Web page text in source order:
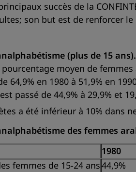
succès de la
son but est de renforcer
(plus de 15 ans).
pourcentage moyen de
64,9% en 1980 à 51,9% en
passé de 44,9% à 29,9% et
a été inférieur à 10% dans
des femmes
1980
femmes de 15-24 ans44,9%